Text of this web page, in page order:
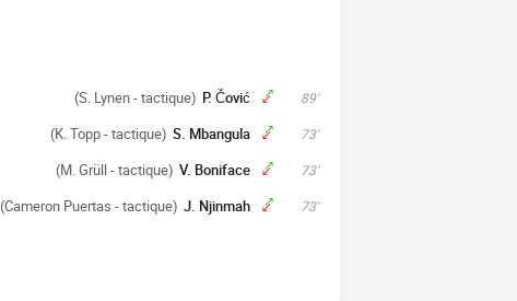
89'
P. Čović
(S. Lynen - tactique)
73'
S. Mbangula
(K. Topp - tactique)
73'
V. Boniface
(M. Grüll - tactique)
73'
J. Njinmah
(Cameron Puertas - tactique)